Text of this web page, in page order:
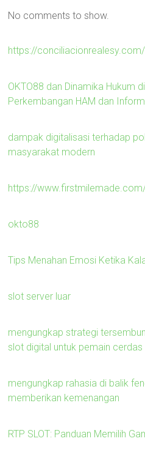
No comments to show.
https://
OKTO88 dan Dinamika Hukum
Perkembangan HAM dan
dampak digitalisasi terhadap
masyarakat modern
https://
okto88
Tips Menahan Emosi Ketika
slot server luar
mengungkap strategi
slot digital untuk pemain cerdas
mengungkap rahasia di balik
memberikan kemenangan
RTP SLOT: Panduan Memilih